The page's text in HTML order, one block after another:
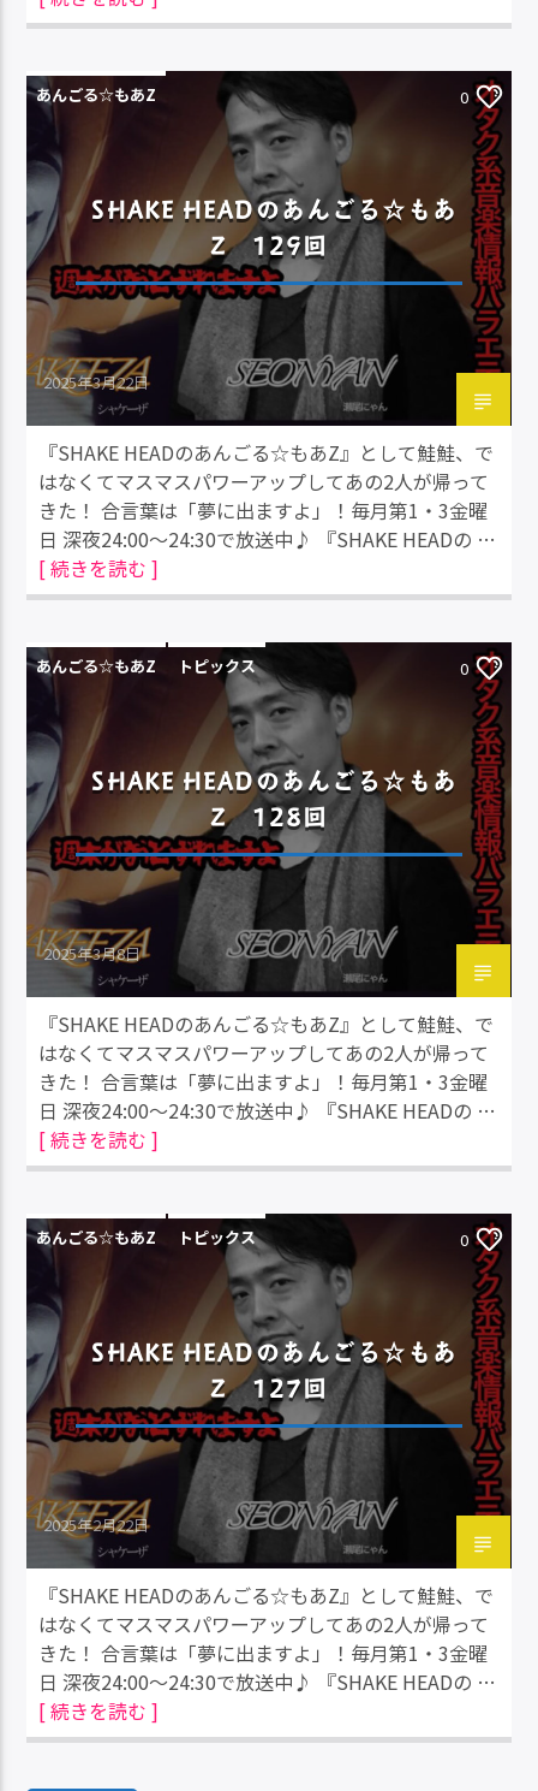
あんごる☆もあZ 0
SHAKE HEADのあんごる☆もあ
Z 129回
2025年3月22日
『SHAKE HEADのあんごる☆もあZ』として鮭鮭、で
はなくてマスマスパワーアップしてあの2人が帰って
きた！ 合言葉は「夢に出ますよ」！毎月第1・3金曜
日 深夜24:00～24:30で放送中♪ 『SHAKE HEADの …
[ 続きを読む ]
あんごる☆もあZ トピックス 0
SHAKE HEADのあんごる☆もあ
Z 128回
2025年3月8日
『SHAKE HEADのあんごる☆もあZ』として鮭鮭、で
はなくてマスマスパワーアップしてあの2人が帰って
きた！ 合言葉は「夢に出ますよ」！毎月第1・3金曜
日 深夜24:00～24:30で放送中♪ 『SHAKE HEADの …
[ 続きを読む ]
あんごる☆もあZ トピックス 0
SHAKE HEADのあんごる☆もあ
Z 127回
2025年2月22日
『SHAKE HEADのあんごる☆もあZ』として鮭鮭、で
はなくてマスマスパワーアップしてあの2人が帰って
きた！ 合言葉は「夢に出ますよ」！毎月第1・3金曜
日 深夜24:00～24:30で放送中♪ 『SHAKE HEADの …
[ 続きを読む ]